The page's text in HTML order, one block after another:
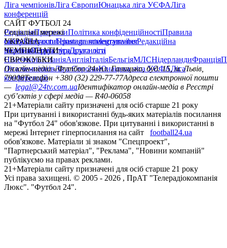
Ліга чемпіонівЛіга ЄвропиЮнацька ліга УЄФАЛіга
конференцій
САЙТ ФУТБОЛ 24
РедакціяПрогнозиПолітика конфіденційностіПравила
сайтуКонтактиПравила коментуванняРедакційна
політикаСтруктура власності
Соціальні мережі
facebookxyoutubeinstagramtelegramviber
УКРАЇНА
УкраїнаПерша лігаДруга ліга
ЧЕМПІОНАТИ
НімеччинаІспаніяАнгліяІталіяБельгіяМЛСНідерландиФранція
ЄВРОКУБКИ
Ліга чемпіонівЛіга ЄвропиЮнацька ліга УЄФАЛіга
конференцій
Онлайн-медіа «Футбол 24»пл. Галицька, буд. 15, м. Львів,
79008Телефон +380 (32) 229-77-77Адреса електронної пошти
— legal@24tv.com.uaІдентифікатор онлайн-медіа в Реєстрі
суб’єктів у сфері медіа — R40-06058
21+Матеріали сайту призначені для осіб старше 21 року
При цитуванні і використанні будь-яких матеріалів посилання
на "Футбол 24" обов'язкове. При цитуванні і використанні в
мережі Інтернет гіперпосилання на сайт
football24.ua
обов'язкове. Матеріали зі знаком "Спецпроект",
"Партнерський матеріал", "Реклама", "Новини компаній"
публікуємо на правах реклами.
21+Матеріали сайту призначені для осіб старше 21 року
Усi права захищенi. © 2005 - 2026 , ПрАТ "Телерадіокомпанія
Люкс". "Футбол 24".